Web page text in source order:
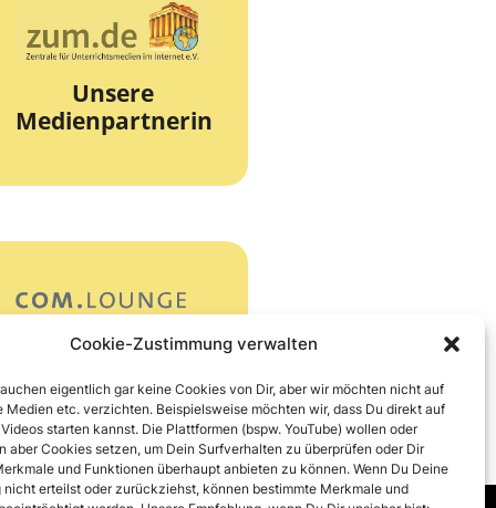
Cookie-Zustimmung verwalten
eigentlich gar keine Cookies von Dir, aber wir möchten nicht auf
Medien etc. verzichten. Beispielsweise möchten wir, dass Du direkt auf
starten kannst. Die Plattformen (bspw. YouTube) wollen oder
aber Cookies setzen, um Dein Surfverhalten zu überprüfen oder Dir
und Funktionen überhaupt anbieten zu können. Wenn Du Deine
nicht erteilst oder zurückziehst, können bestimmte Merkmale und
Unsere
Medienpartnerin
Die Zentrale für
zur Webseite
Unser Online-
Partner
COM.lounge